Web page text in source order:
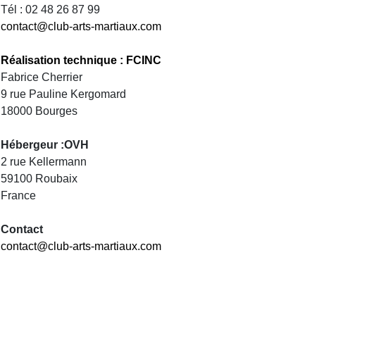
Tél : 02 48 26 87 99
contact@club-arts-martiaux.com
Réalisation technique : FCINC
Fabrice Cherrier
9 rue Pauline Kergomard
18000 Bourges
Hébergeur :OVH
2 rue Kellermann
59100 Roubaix
France
Contact
contact@club-arts-martiaux.com